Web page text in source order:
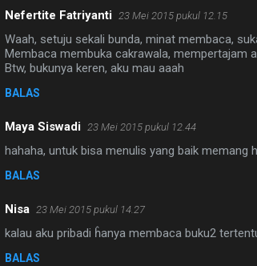
Nefertite Fatriyanti 23 Mei 2015 pukul 12.15
Waah, setuju sekali bunda, minat membaca,
Membaca membuka cakrawala, mempertajam
Btw, bukunya keren, aku mau aaah
BALAS
Maya Siswadi 23 Mei 2015 pukul 12.44
hahaha, untuk bisa menulis yang baik memang
BALAS
Nisa 23 Mei 2015 pukul 14.27
kalau aku pribadi ĥanya membaca buku2
BALAS